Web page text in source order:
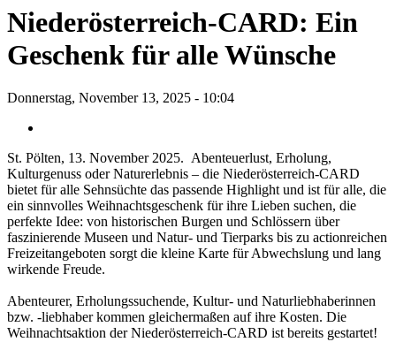
Niederösterreich-CARD: Ein
Geschenk für alle Wünsche
Donnerstag, November 13, 2025 - 10:04
St. Pölten, 13. November 2025. Abenteuerlust, Erholung,
Kulturgenuss oder Naturerlebnis – die Niederösterreich-CARD
bietet für alle Sehnsüchte das passende Highlight und ist für alle, die
ein sinnvolles Weihnachtsgeschenk für ihre Lieben suchen, die
perfekte Idee: von historischen Burgen und Schlössern über
faszinierende Museen und Natur- und Tierparks bis zu actionreichen
Freizeitangeboten sorgt die kleine Karte für Abwechslung und lang
wirkende Freude.
Abenteurer, Erholungssuchende, Kultur- und Naturliebhaberinnen
bzw. -liebhaber kommen gleichermaßen auf ihre Kosten. Die
Weihnachtsaktion der Niederösterreich-CARD ist bereits gestartet!